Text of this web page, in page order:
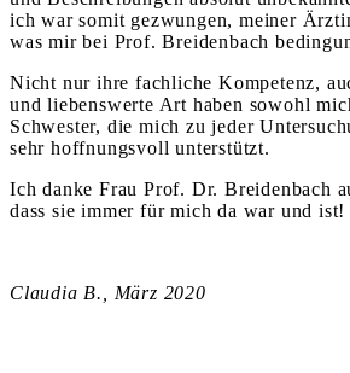
ich war somit gezwungen, meiner
was mir bei Prof. Breidenbach
Nicht nur ihre fachliche Kompetenz,
und liebenswerte Art haben sowohl
Schwester, die mich zu jeder
sehr hoffnungsvoll unterstützt.
Ich danke Frau Prof. Dr. Breidenbach
dass sie immer für mich da war und ist!
Claudia B., März 2020